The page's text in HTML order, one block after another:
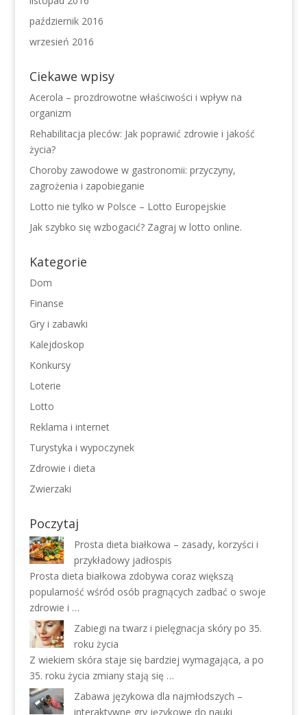
październik 2016
wrzesień 2016
Ciekawe wpisy
Acerola – prozdrowotne właściwości i wpływ na
organizm
Rehabilitacja pleców: Jak poprawić zdrowie i jakość
życia?
Choroby zawodowe w gastronomii: przyczyny,
zagrożenia i zapobieganie
Lotto nie tylko w Polsce – Lotto Europejskie
Jak szybko się wzbogacić? Zagraj w lotto online.
Kategorie
Dom
Finanse
Gry i zabawki
Kalejdoskop
Konkursy
Loterie
Lotto
Reklama i internet
Turystyka i wypoczynek
Zdrowie i dieta
Zwierzaki
Poczytaj
Prosta dieta białkowa – zasady, korzyści i
przykładowy jadłospis
Prosta dieta białkowa zdobywa coraz większą
popularność wśród osób pragnących zadbać o swoje
zdrowie i …
Zabiegi na twarz i pielęgnacja skóry po 35.
roku życia
Z wiekiem skóra staje się bardziej wymagająca, a po
35. roku życia zmiany stają się …
Zabawa językowa dla najmłodszych –
interaktywne gry językowe do nauki